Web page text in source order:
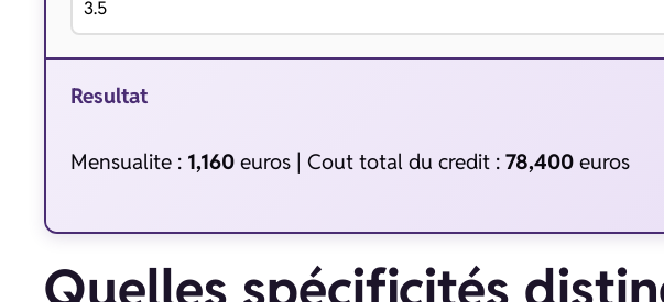
Resultat
Mensualite : 1,160 euros | Cout total du credit : 78,400 euros